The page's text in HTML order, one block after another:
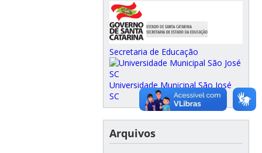
Secretaria de Educação
Universidade Municipal São José
SC
Arquivos